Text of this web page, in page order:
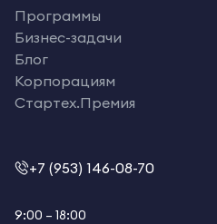
Программы
Бизнес-задачи
Блог
Корпорациям
Стартех.Премия
+7 (953) 146-08-70
9:00 – 18:00